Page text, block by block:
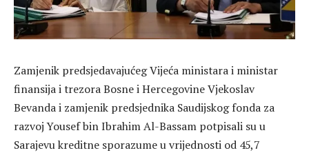
Zamjenik predsjedavajućeg Vijeća ministara i ministar
finansija i trezora Bosne i Hercegovine Vjekoslav
Bevanda i zamjenik predsjednika Saudijskog fonda za
razvoj Yousef bin Ibrahim Al-Bassam potpisali su u
Sarajevu kreditne sporazume u vrijednosti od 45,7